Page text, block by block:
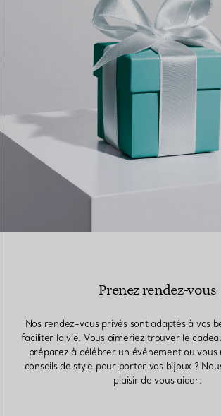
Prenez rendez-vous
Nos rendez-vous privés sont adaptés à vos
faciliter la vie. Vous aimeriez trouver le
préparez à célébrer un événement ou vous
conseils de style pour porter vos bijoux ?
plaisir de vous aider.